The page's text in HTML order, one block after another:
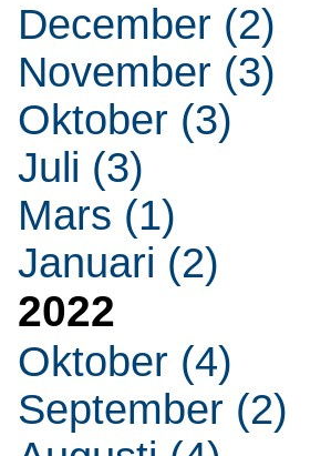
December (2)
November (3)
Oktober (3)
Juli (3)
Mars (1)
Januari (2)
2022
Oktober (4)
September (2)